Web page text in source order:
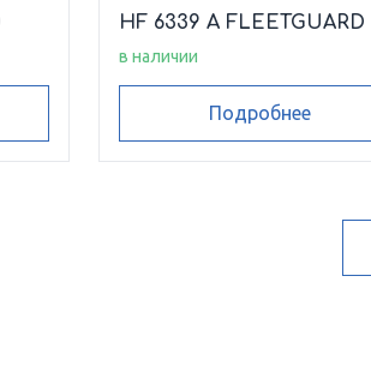
HF 6339 A FLEETGUARD
в наличии
Подробнее